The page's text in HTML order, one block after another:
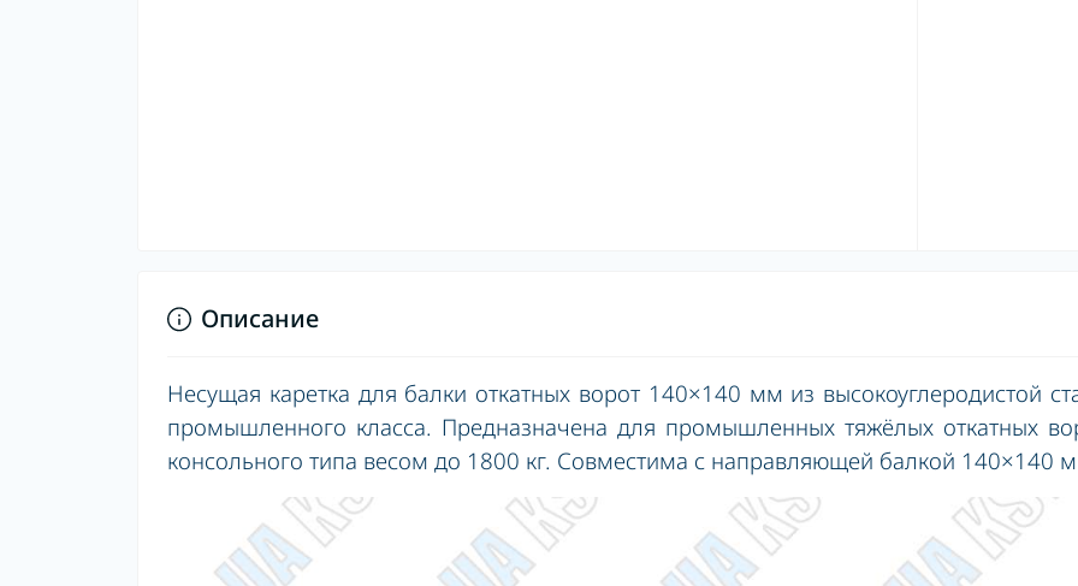
Описание
Несущая каретка для балки откатных ворот 140×140 мм из высокоуглеродистой
промышленного класса. Предназначена для промышленных тяжёлых откатных
консольного типа весом до 1800 кг. Совместима с направляющей балкой 140×140